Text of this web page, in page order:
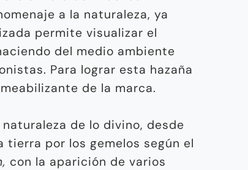
a la naturaleza, ya
permite visualizar el
del medio ambiente
Para lograr esta hazaña
de la marca.
de lo divino, desde
tierra por los gemelos según el
con la aparición de varios